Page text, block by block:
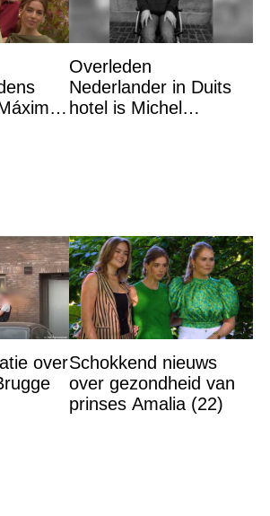
Overleden
Nederlander in Duits
hotel is Michel
overSchokkend nieuws
over gezondheid van
prinses Amalia (22)